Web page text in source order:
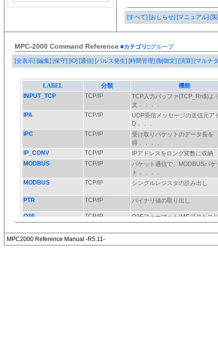
[すべて] [おしらせ] [マニュアル] [
MPC-2000 Command Reference ■カテゴリ□グループ
[全表示] [編集] [保守] [IO] [通信] [パルス発生] [時間管理] [制御文] [演算] [マルチ
MPC2000 Reference Manual -R5.11-